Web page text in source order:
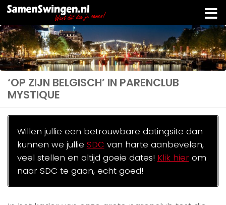
Doorgaan naar inhoud
‘OP ZIJN BELGISCH’ IN PARENCLUB
MYSTIQUE
Willen jullie een betrouwbare datingsite dan
kunnen we jullie SDC van harte aanbevelen,
veel stellen en altijd goeie dates! Klik hierom
naar SDC te gaan, echt goed!